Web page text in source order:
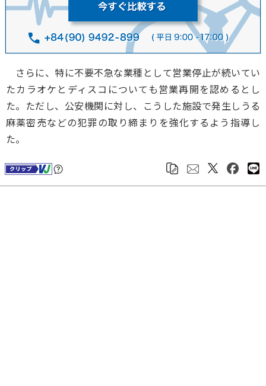
さらに、特に不要不急な業種として営業停止が続いてい
たカラオケとディスコについても営業再開を認めるとし
た。ただし、公安機関に対し、こうした施設で発生しうる
麻薬密売などの犯罪の取り締まりを強化するよう指導し
た。